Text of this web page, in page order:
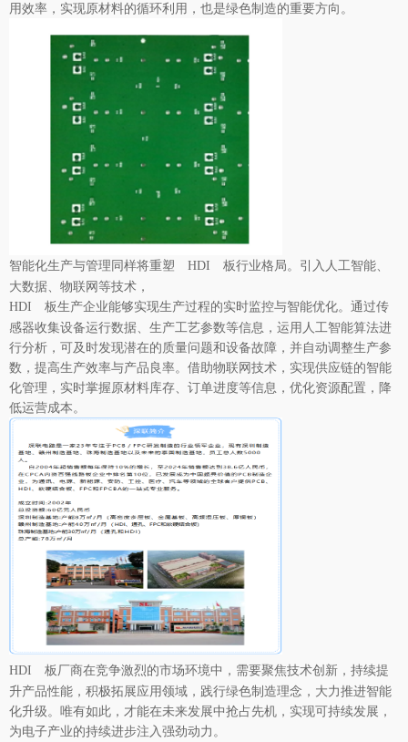
用效率，实现原材料的循环利用，也是绿色制造的重要方向。​
智能化生产与管理同样将重塑 HDI 板行业格局。引入人工智能、
大数据、物联网等技术，
HDI 板生产企业能够实现生产过程的实时监控与智能优化。通过传
感器收集设备运行数据、生产工艺参数等信息，运用人工智能算法进
行分析，可及时发现潜在的质量问题和设备故障，并自动调整生产参
数，提高生产效率与产品良率。借助物联网技术，实现供应链的智能
化管理，实时掌握原材料库存、订单进度等信息，优化资源配置，降
低运营成本。
HDI 板厂商在竞争激烈的市场环境中，需要聚焦技术创新，持续提
升产品性能，积极拓展应用领域，践行绿色制造理念，大力推进智能
化升级。唯有如此，才能在未来发展中抢占先机，实现可持续发展，
为电子产业的持续进步注入强劲动力。